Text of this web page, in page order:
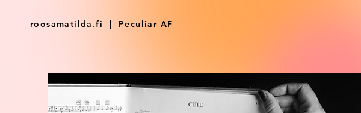
roosamatilda.fi | Peculiar AF